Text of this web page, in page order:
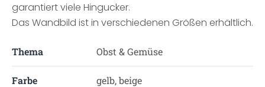
garantiert viele Hingucker.
Das Wandbild ist in verschiedenen Größen erhältlich.
Thema Obst & Gemüse
Farbe gelb, beige